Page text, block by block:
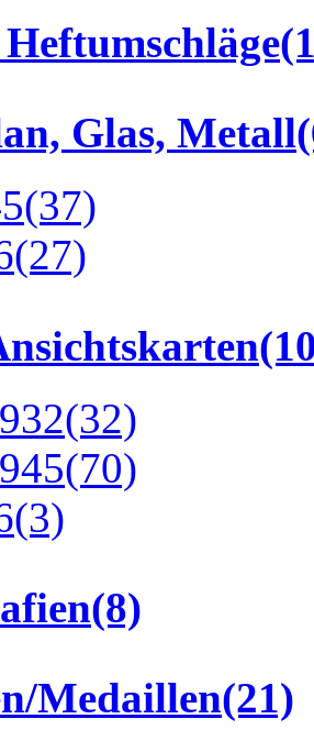
Glas, Metall
(37)
(27)
(32)
(70)
(3)
(8)
Medaillen(21)